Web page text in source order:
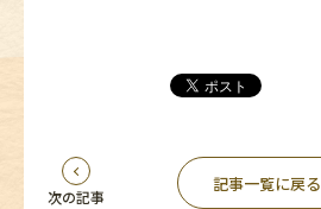
次の記事
記事一覧に戻る